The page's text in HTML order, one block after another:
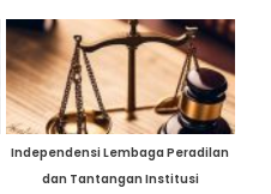
Independensi Lembaga Peradilan
dan Tantangan Institusi